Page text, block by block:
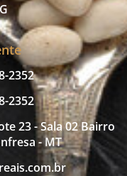
2352
2352
23 - Sala 02 Bairro
- MT